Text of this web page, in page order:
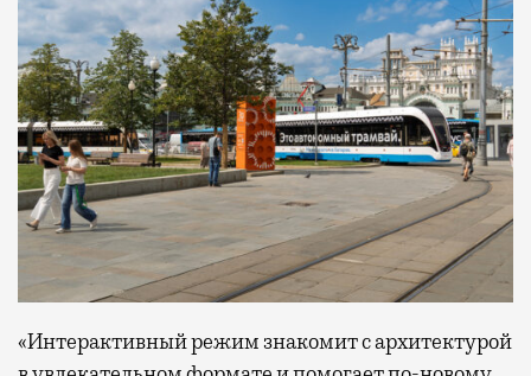
«Интерактивный режим знакомит с архитектурой